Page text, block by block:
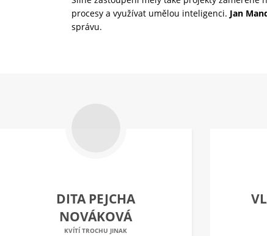
procesy a využívat umělou inteligenci. Jan
správu.
DITA PEJCHA
NOVÁKOVÁ
KVÍTÍ TROCHU JINAK